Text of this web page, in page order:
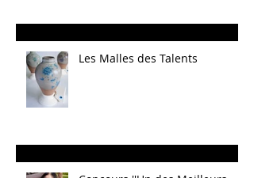
Les Malles des Talents